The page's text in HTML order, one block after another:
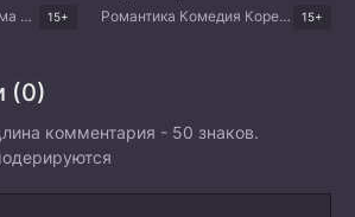
Музыка Комедия Драма Корейские дорамы 15+ Романтика Комедия Корейские дорамы 15+
(0)
комментария - 50 знаков.